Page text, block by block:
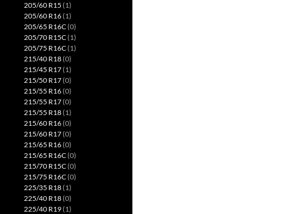
205/60 R15 (1)
205/60 R16(1)
205/65 R16C(0)
205/70 R15C(1)
205/75 R16C(1)
215/40 R18(0)
215/45 R17(1)
215/50 R17(0)
215/55 R16(0)
215/55 R17(0)
215/55 R18(1)
215/60 R16(0)
215/60 R17(0)
215/65 R16(0)
215/65 R16C(0)
215/70 R15C(0)
215/75 R16C(0)
225/35 R18(1)
225/40 R18(0)
225/40 R19(1)